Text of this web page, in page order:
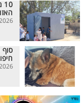
19/7/2026
15/7/